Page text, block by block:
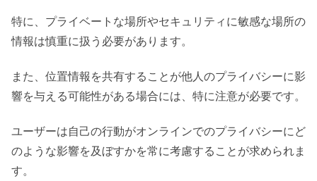
特に、プライベートな場所やセキュリティに敏感な場所の
情報は慎重に扱う必要があります。
また、位置情報を共有することが他人のプライバシーに影
響を与える可能性がある場合には、特に注意が必要です。
ユーザーは自己の行動がオンラインでのプライバシーにど
のような影響を及ぼすかを常に考慮することが求められま
す。